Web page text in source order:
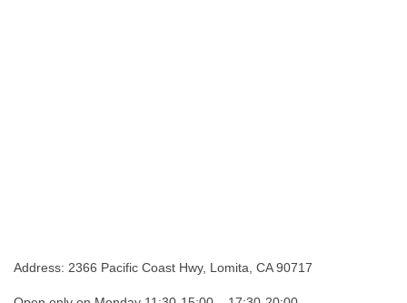
Address: 2366 Pacific Coast Hwy, Lomita, CA 90717